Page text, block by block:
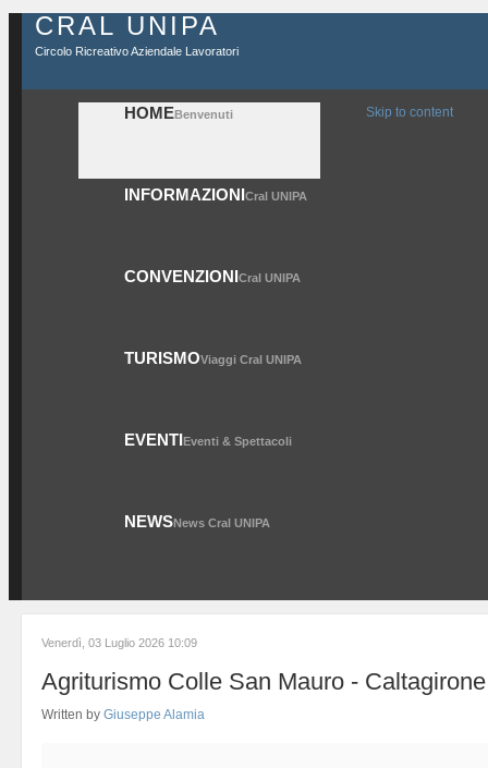
CRAL UNIPA
Circolo Ricreativo Aziendale Lavoratori
HOMEBenvenuti
INFORMAZIONICral UNIPA
CONVENZIONICral UNIPA
TURISMOViaggi Cral UNIPA
EVENTIEventi & Spettacoli
NEWSNews Cral UNIPA
Skip to content
Venerdì, 03 Luglio 2026 10:09
Agriturismo Colle San Mauro -
Written by Giuseppe Alamia